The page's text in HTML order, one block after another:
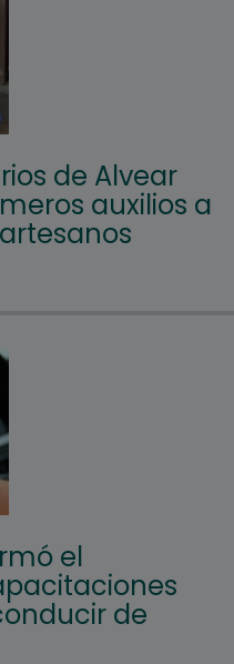
de Alvear
auxilios a
el
de